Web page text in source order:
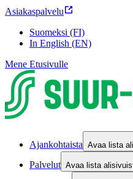
Asiakaspalvelu
Suomeksi (FI)
In English (EN)
Mene Etusivulle
Ajankohtaista Avaa lista
Palvelut Avaa lista